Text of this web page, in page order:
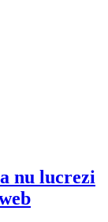
nu lucrezi